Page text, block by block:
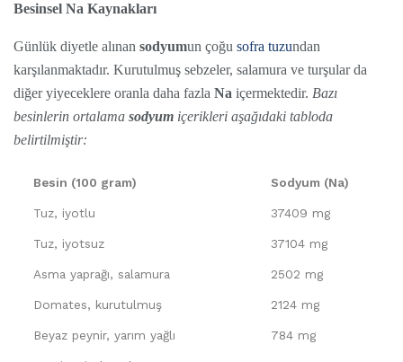
Besinsel Na Kaynakları
Günlük diyetle alınan sodyumun çoğu sofra tuzundan
karşılanmaktadır. Kurutulmuş sebzeler, salamura ve turşular da
diğer yiyeceklere oranla daha fazla Na içermektedir. Bazı
besinlerin ortalama sodyum içerikleri aşağıdaki tabloda
belirtilmiştir:
Besin (100 gram) Sodyum (Na)
Tuz, iyotlu 37409 mg
Tuz, iyotsuz 37104 mg
Asma yaprağı, salamura 2502 mg
Domates, kurutulmuş 2124 mg
Beyaz peynir, yarım yağlı 784 mg